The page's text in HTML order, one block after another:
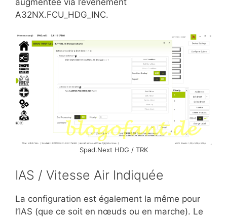
augmentée via l’événement
A32NX.FCU_HDG_INC.
Spad.Next HDG / TRK
IAS / Vitesse Air Indiquée
La configuration est également la même pour
l’IAS (que ce soit en nœuds ou en marche). Le